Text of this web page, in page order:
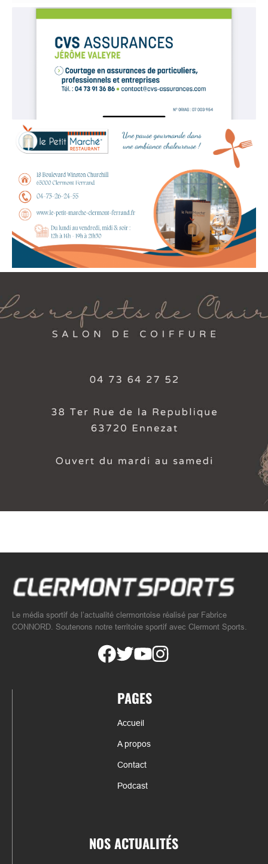
Le média sportif de l’actualité clermontoise réalisé par Fabrice
CONNORD. Soutenons notre territoire sportif avec Clermont Sports.
PAGES
Accueil
A propos
Contact
Podcast
NOS ACTUALITÉS